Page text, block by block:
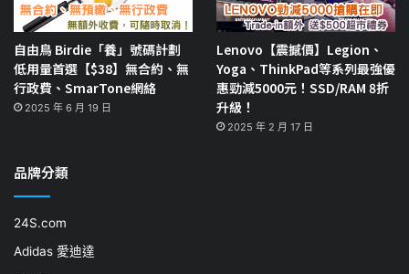
自由鳥 Birdie「養」號碼計劃
低用量首選【$38】無合約、無
行政費、SmarTone網絡
2025 年 6 月 19 日
Lenovo【震撼價】Legion、
Yoga、ThinkPad等系列最強優
惠勁減5000元！SSD/RAM 8折
升級！
2025 年 2 月 17 日
品牌分類
24S.com
Adidas 愛迪達